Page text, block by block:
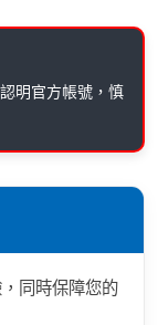
明官方帳號，慎
同時保障您的